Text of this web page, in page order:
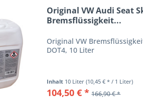
Original VW Audi Seat
Bremsflüssigkeit...
Original VW
DOT4, 10 Liter
Inhalt 10 Liter(10,45 € * / 1 Liter)
104,50 € * 166,90 € *